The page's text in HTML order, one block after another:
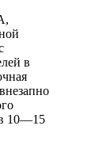
в
в 10—15